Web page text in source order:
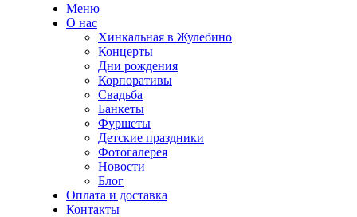
Меню
О нас
Хинкальная в Жулебино
Концерты
Дни рождения
Корпоративы
Свадьба
Банкеты
Фуршеты
Детские праздники
Фотогалерея
Новости
Блог
Оплата и доставка
Контакты